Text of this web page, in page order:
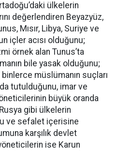
ülkelerin
değerlendiren Beyazyüz,
Mısır, Libya, Suriye ve
içler acısı olduğunu;
örnek alan Tunus’ta
bile yasak olduğunu;
müslümanın suçları
tutulduğunu, imar ve
büyük oranda
gibi ülkelerin
ve sefalet içerisine
karşılık devlet
ise Karun